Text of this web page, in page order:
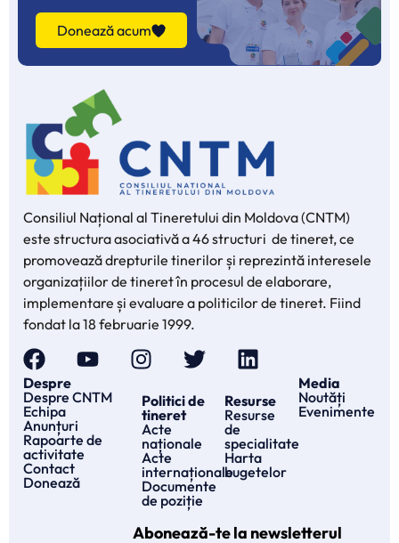
Donează acum
Consiliul Național al Tineretului din Moldova (CNTM)
este structura asociativă a 46 structuri de tineret, ce
promovează drepturile tinerilor și reprezintă interesele
organizațiilor de tineret în procesul de elaborare,
implementare și evaluare a politicilor de tineret. Fiind
fondat la 18 februarie 1999.
Despre
Despre CNTM
Echipa
Anunțuri
Rapoarte de
activitate
Contact
Donează
Politici de
tineret
Acte
naționale
Acte
internaționale
Documente
de poziție
Resurse
Resurse
de
specialitate
Harta
bugetelor
Media
Noutăți
Evenimente
Abonează-te la newsletterul